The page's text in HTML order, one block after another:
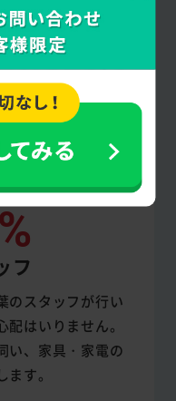
フ
のスタッフが行い
はいりません。
い、家具・家電の
す。